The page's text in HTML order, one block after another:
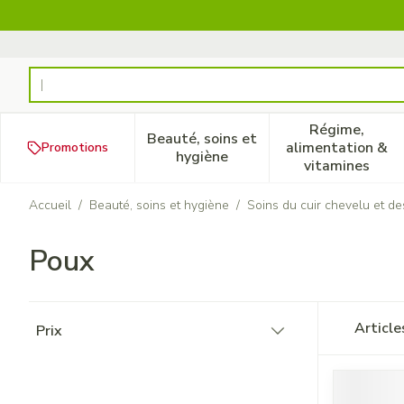
Rechercher
Promotions
Beauté, soins et
hygièneAfficher le sous-menu pour
Régime,
alimentation &
vitamines
Afficher
Accueil / Beauté, soins et hygiène / Soins du cuir chevelu et
Poux
Prix